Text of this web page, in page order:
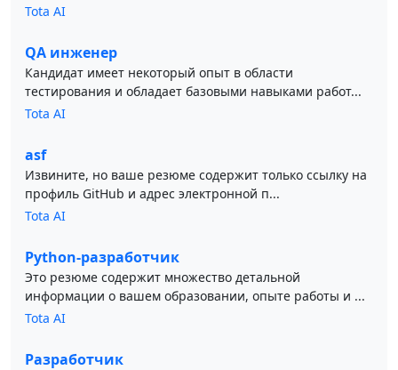
Tota AI
QA инженер
Кандидат имеет некоторый опыт в области
тестирования и обладает базовыми навыками работ...
Tota AI
asf
Извините, но ваше резюме содержит только ссылку на
профиль GitHub и адрес электронной п...
Tota AI
Python-разработчик
Это резюме содержит множество детальной
информации о вашем образовании, опыте работы и ...
Tota AI
Разработчик